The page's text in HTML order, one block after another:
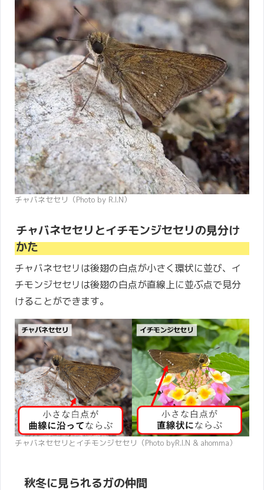
チャバネセセリ（Photo by R.I.N）
チャバネセセリとイチモンジセセリの見分け
かた
チャバネセセリは後翅の白点が小さく環状に並び、イ
チモンジセセリは後翅の白点が直線上に並ぶ点で見分
けることができます。
チャバネセセリとイチモンジセセリ（Photo byR.I.N & ahomma）
秋冬に見られるガの仲間